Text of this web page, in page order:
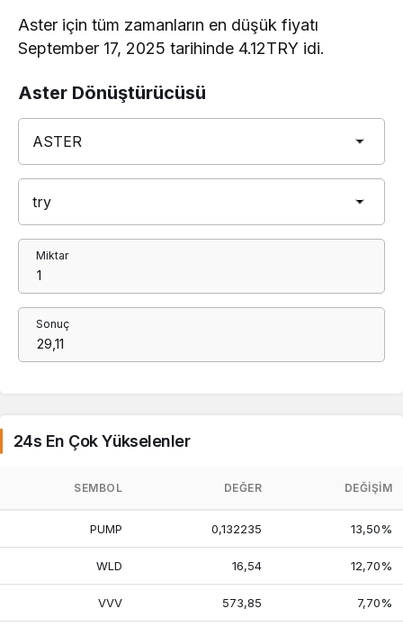
Aster için tüm zamanların en düşük fiyatı
September 17, 2025 tarihinde 4.12TRY idi.
Aster Dönüştürücüsü
Miktar
Sonuç
24s En Çok Yükselenler
SEMBOL DEĞER DEĞIŞIM
PUMP 0,132235 13,50%
WLD 16,54 12,70%
VVV 573,85 7,70%